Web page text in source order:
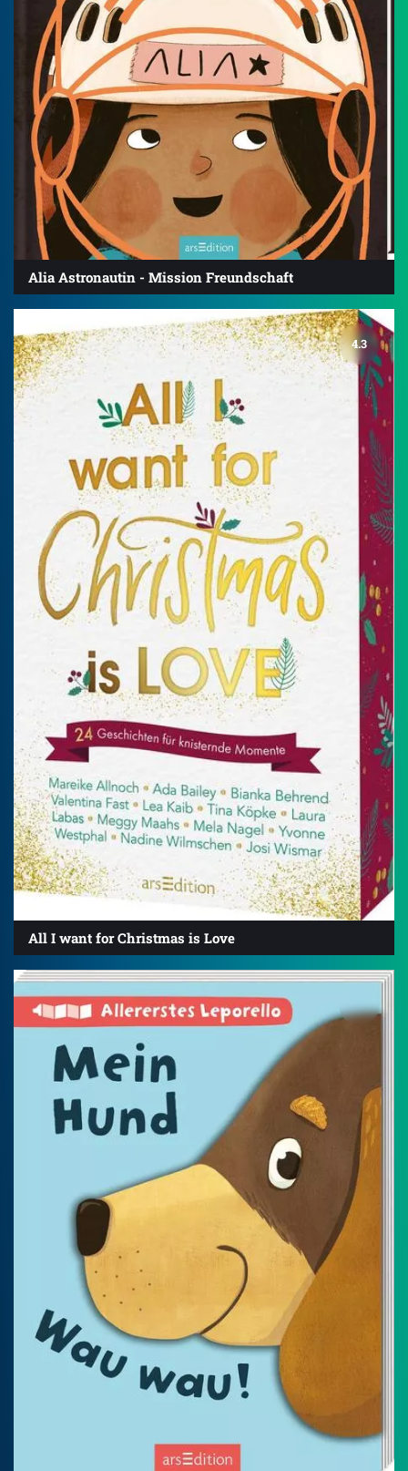
Alia Astronautin - Mission Freundschaft
4.3
All I want for Christmas is Love